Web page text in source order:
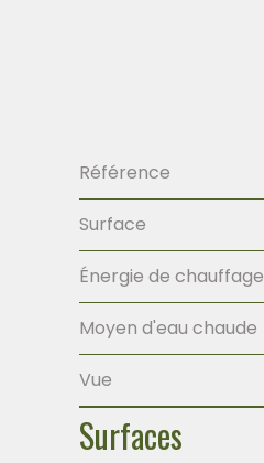
Référence
Surface
Énergie de chauffage
Moyen d'eau chaude
Vue
Surfaces